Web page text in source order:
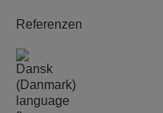
Referenzen